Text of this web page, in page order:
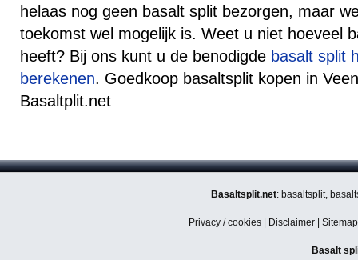
helaas nog geen basalt split bezorgen, maar
toekomst wel mogelijk is. Weet u niet hoeveel
heeft? Bij ons kunt u de benodigde basalt split
berekenen. Goedkoop basaltsplit kopen in
Basaltplit.net
Basaltsplit.net: basaltsplit,
Privacy / cookies Disclaimer Sitemap
Basalt